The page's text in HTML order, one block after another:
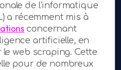
de l'informatique
a récemment mis à
concernant
artificielle, en
web scraping. Cette
pour de nombreux